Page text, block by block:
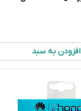
افزودن به سبد